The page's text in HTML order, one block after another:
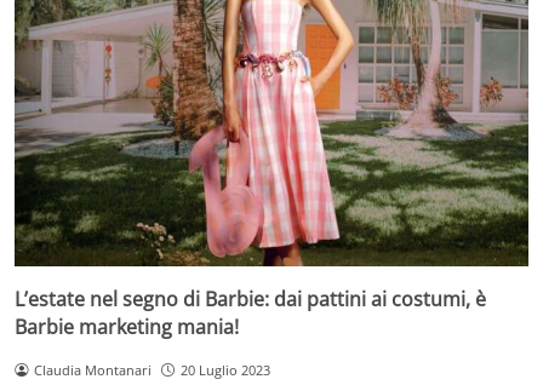
L’estate nel segno di Barbie: dai pattini ai costumi, è
Barbie marketing mania!
Claudia Montanari 20 Luglio 2023